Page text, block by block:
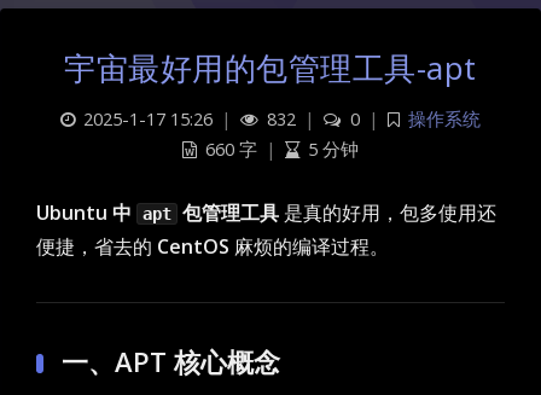
宇宙最好用的包管理工具-apt
2025-1-17 15:26 | 832 | 0 |
操作系统
660 字 | 5 分钟
Ubuntu 中 apt 包管理工具 是真的好用，包多使用还
便捷，省去的 CentOS 麻烦的编译过程。
一、APT 核心概念